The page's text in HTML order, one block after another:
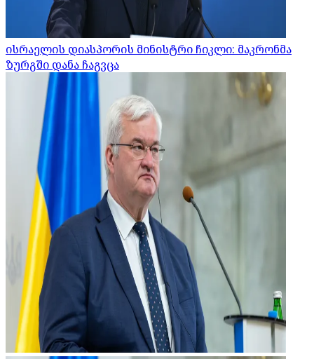
ისრაელის დიასპორის მინისტრი ჩიკლი: მაკრონმა
ზურგში დანა ჩაგვცა